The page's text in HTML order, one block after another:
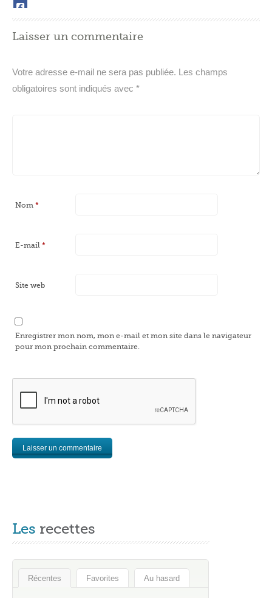
Laisser un commentaire
Votre adresse e-mail ne sera pas publiée. Les champs
obligatoires sont indiqués avec *
Nom *
E-mail *
Site web
Enregistrer mon nom, mon e-mail et mon site dans le navigateur
pour mon prochain commentaire.
Les recettes
Récentes Favorites Au hasard